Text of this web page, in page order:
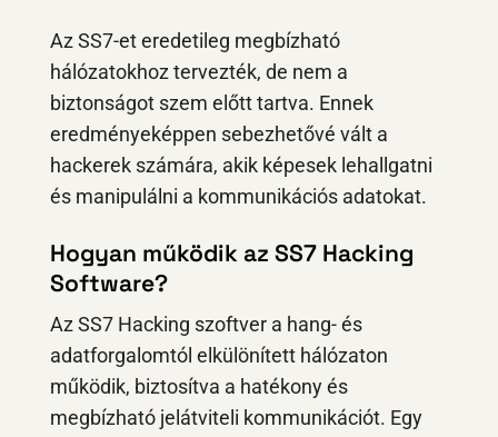
Az SS7-et eredetileg megbízható
hálózatokhoz tervezték, de nem a
biztonságot szem előtt tartva. Ennek
eredményeképpen sebezhetővé vált a
hackerek számára, akik képesek lehallgatni
és manipulálni a kommunikációs adatokat.
Hogyan működik az SS7 Hacking
Software?
Az SS7 Hacking szoftver a hang- és
adatforgalomtól elkülönített hálózaton
működik, biztosítva a hatékony és
megbízható jelátviteli kommunikációt. Egy